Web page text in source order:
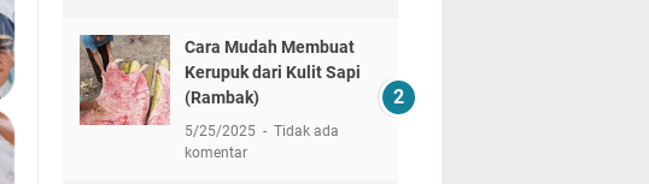
Cara Mudah Membuat
Kerupuk dari Kulit Sapi
(Rambak)
5/25/2025
Tidak ada
komentar